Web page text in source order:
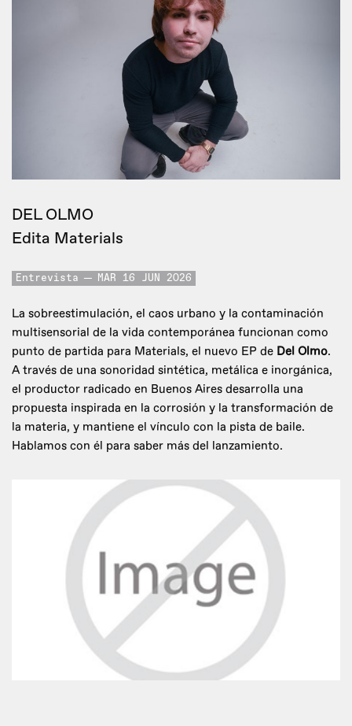
DEL OLMO
Edita Materials
Entrevista MAR 16 JUN 2026
La sobreestimulación, el caos urbano y la contaminación
multisensorial de la vida contemporánea funcionan como
punto de partida para Materials, el nuevo EP de Del Olmo.
A través de una sonoridad sintética, metálica e inorgánica,
el productor radicado en Buenos Aires desarrolla una
propuesta inspirada en la corrosión y la transformación de
la materia, y mantiene el vínculo con la pista de baile.
Hablamos con él para saber más del lanzamiento.